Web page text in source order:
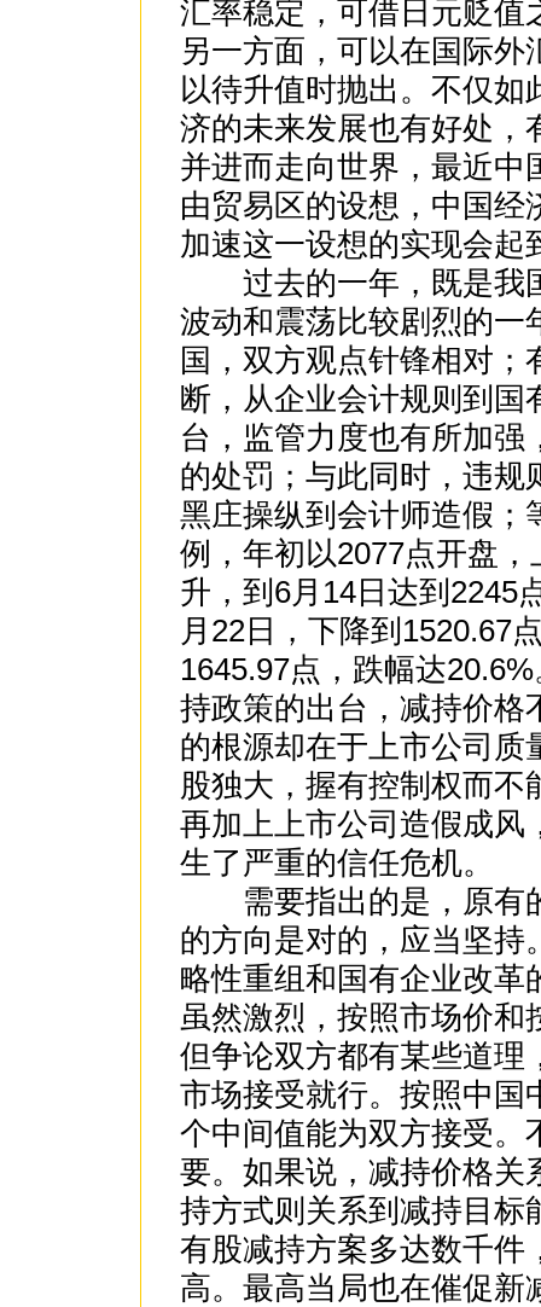
汇率稳定，可借日元贬值
另一方面，可以在国际
以待升值时抛出。不仅
济的未来发展也有好处，
并进而走向世界，最近中
由贸易区的设想，中国
加速这一设想的实现会起
过去的一年，既是我
波动和震荡比较剧烈的一
国，双方观点针锋相对
断，从企业会计规则到
台，监管力度也有所加
的处罚；与此同时，违规
黑庄操纵到会计师造假；
例，年初以2077点开盘
升，到6月14日达到2245
月22日，下降到1520.67
1645.97点，跌幅达
持政策的出台，减持价格
的根源却在于上市公司质
股独大，握有控制权而
再加上上市公司造假成风
生了严重的信任危机。
需要指出的是，原有
的方向是对的，应当坚持
略性重组和国有企业改革
虽然激烈，按照市场价和
但争论双方都有某些道理
市场接受就行。按照中国
个中间值能为双方接受。
要。如果说，减持价格关
持方式则关系到减持目标
有股减持方案多达数千件
高。最高当局也在催促新